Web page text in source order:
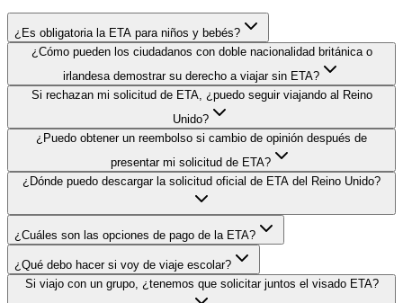
¿Es obligatoria la ETA para niños y bebés?
¿Cómo pueden los ciudadanos con doble nacionalidad británica o
irlandesa demostrar su derecho a viajar sin ETA?
Si rechazan mi solicitud de ETA, ¿puedo seguir viajando al Reino
Unido?
¿Puedo obtener un reembolso si cambio de opinión después de
presentar mi solicitud de ETA?
¿Dónde puedo descargar la solicitud oficial de ETA del Reino Unido?
¿Cuáles son las opciones de pago de la ETA?
¿Qué debo hacer si voy de viaje escolar?
Si viajo con un grupo, ¿tenemos que solicitar juntos el visado ETA?